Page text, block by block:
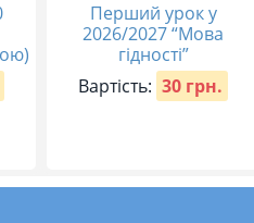
Перший урок у
2026/2027 “Мова
гідності”
Вартість: 30 грн.